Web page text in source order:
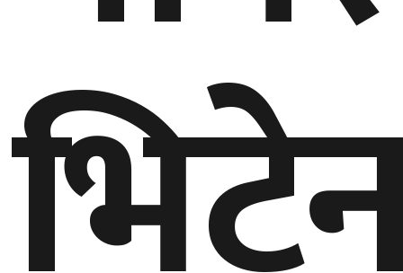
प्रदेश
५
प्रदेश